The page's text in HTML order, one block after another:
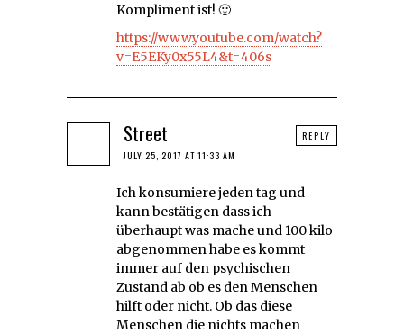
Kompliment ist! 🙂
https://www.youtube.com/watch?
v=E5EKy0x55L4&t=406s
Street
JULY 25, 2017 AT 11:33 AM
Ich konsumiere jeden tag und
kann bestätigen dass ich
überhaupt was mache und 100 kilo
abgenommen habe es kommt
immer auf den psychischen
Zustand ab ob es den Menschen
hilft oder nicht. Ob das diese
Menschen die nichts machen
REPLY